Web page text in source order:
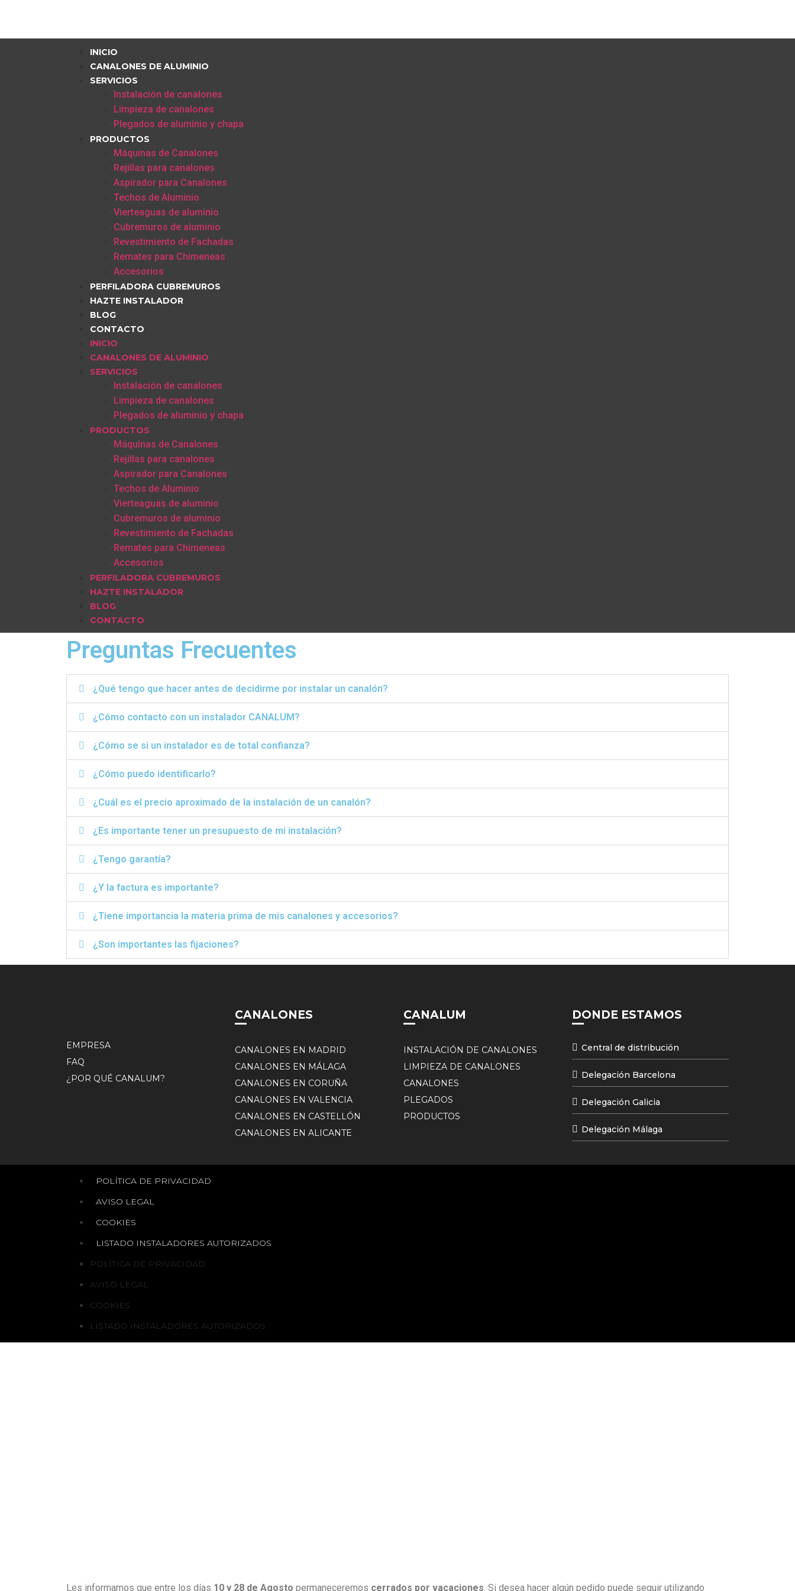
INICIO
CANALONES DE ALUMINIO
SERVICIOS
Instalación de canalones
Limpieza de canalones
Plegados de aluminio y chapa
PRODUCTOS
Máquinas de Canalones
Rejillas para canalones
Aspirador para Canalones
Techos de Aluminio
Vierteaguas de aluminio
Cubremuros de aluminio
Revestimiento de Fachadas
Remates para Chimeneas
Accesorios
PERFILADORA CUBREMUROS
HAZTE INSTALADOR
BLOG
CONTACTO
INICIO
CANALONES DE ALUMINIO
SERVICIOS
Instalación de canalones
Limpieza de canalones
Plegados de aluminio y chapa
PRODUCTOS
Máquinas de Canalones
Rejillas para canalones
Aspirador para Canalones
Techos de Aluminio
Vierteaguas de aluminio
Cubremuros de aluminio
Revestimiento de Fachadas
Remates para Chimeneas
Accesorios
PERFILADORA CUBREMUROS
HAZTE INSTALADOR
BLOG
CONTACTO
Preguntas Frecuentes
¿Qué tengo que hacer antes de decidirme por instalar un canalón?
¿Cómo contacto con un instalador CANALUM?
¿Cómo se si un instalador es de total confianza?
¿Cómo puedo identificarlo?
¿Cuál es el precio aproximado de la instalación de un canalón?
¿Es importante tener un presupuesto de mi instalación?
¿Tengo garantía?
¿Y la factura es importante?
¿Tiene importancia la materia prima de mis canalones y accesorios?
¿Son importantes las fijaciones?
EMPRESA
FAQ
¿POR QUÉ CANALUM?
CANALONES
CANALONES EN MADRID
CANALONES EN MÁLAGA
CANALONES EN CORUÑA
CANALONES EN VALENCIA
CANALONES EN CASTELLÓN
CANALONES EN ALICANTE
CANALUM
INSTALACIÓN DE CANALONES
LIMPIEZA DE CANALONES
CANALONES
PLEGADOS
PRODUCTOS
DONDE ESTAMOS
Central de distribución
Delegación Barcelona
Delegación Galicia
Delegación Málaga
POLÍTICA DE PRIVACIDAD
AVISO LEGAL
COOKIES
LISTADO INSTALADORES AUTORIZADOS
POLÍTICA DE PRIVACIDAD
AVISO LEGAL
COOKIES
LISTADO INSTALADORES AUTORIZADOS
Les informamos que entre los días 10 y 28 de Agosto permaneceremos cerrados por vacaciones. Si desea hacer algún pedido puede seguir utilizando